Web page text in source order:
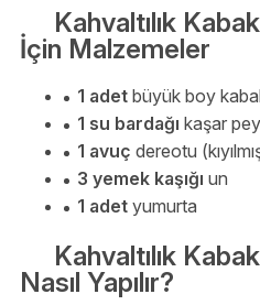
Kahvaltılık
İçin Malzemeler
1 adet büyük boy
1 su bardağı kaşar
1 avuç dereotu
3 yemek kaşığı un
1 adet yumurta
Kahvaltılık
Nasıl Yapılır?